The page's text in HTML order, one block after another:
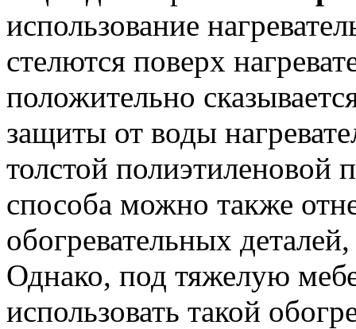
использование
стелются поверх
положительно
защиты от воды
толстой полиэтиленовой
способа можно также
обогревательных
Однако, под тяжелую
использовать такой